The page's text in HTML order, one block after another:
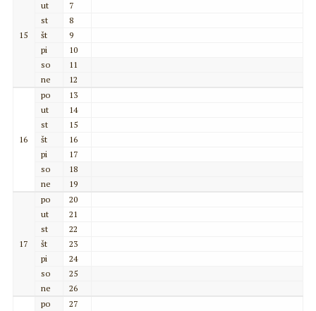
15
ut
7
st
8
št
9
pi
10
so
11
ne
12
16
po
13
ut
14
st
15
št
16
pi
17
so
18
ne
19
17
po
20
ut
21
st
22
št
23
pi
24
so
25
ne
26
po
27